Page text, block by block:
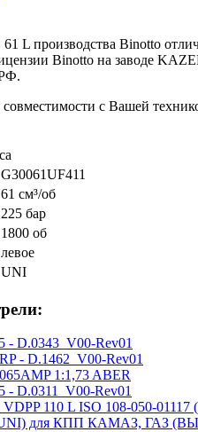
L производства Binotto
Binotto на заводе
совместимости с Вашей
G30061UF411
61 см³/об
225 бар
1800 об
левое
UNI
- D.0343_V00-Rev01
- D.1462_V00-Rev01
1:1,73 ABER
- D.0311_V00-Rev01
110 L ISO 108-050-01117
для КПП КАМАЗ, ГАЗ